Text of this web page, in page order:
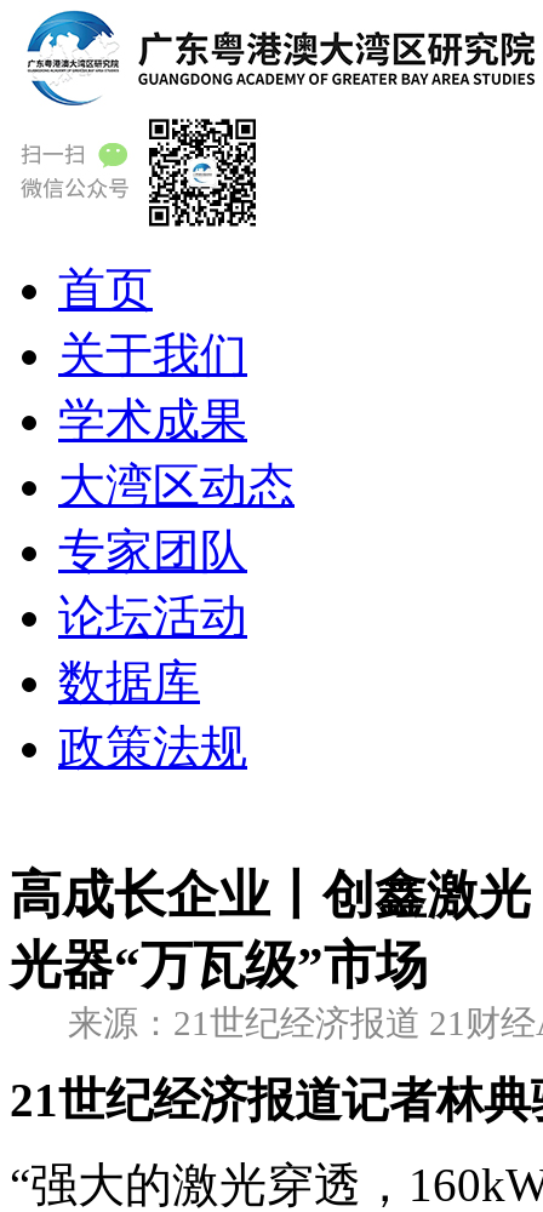
首页
关于我们
学术成果
大湾区动态
专家团队
论坛活动
数据库
政策法规
高成长企业丨创鑫激
光器“万瓦级”市场
来源：21世纪经济报道 21财经
21世纪经济报道记者林
“强大的激光穿透，